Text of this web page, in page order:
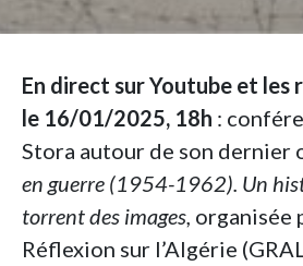
En direct sur Youtube et les
le 16/01/2025, 18h :
Stora autour de son dernier
en guerre (1954-1962). Un
torrent des images, organisée
Réflexion sur l’Algérie